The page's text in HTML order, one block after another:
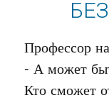
Профессор
- А может
Кто сможет